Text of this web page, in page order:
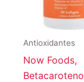
Antioxidantes
Now Foods,
Betacaroteno